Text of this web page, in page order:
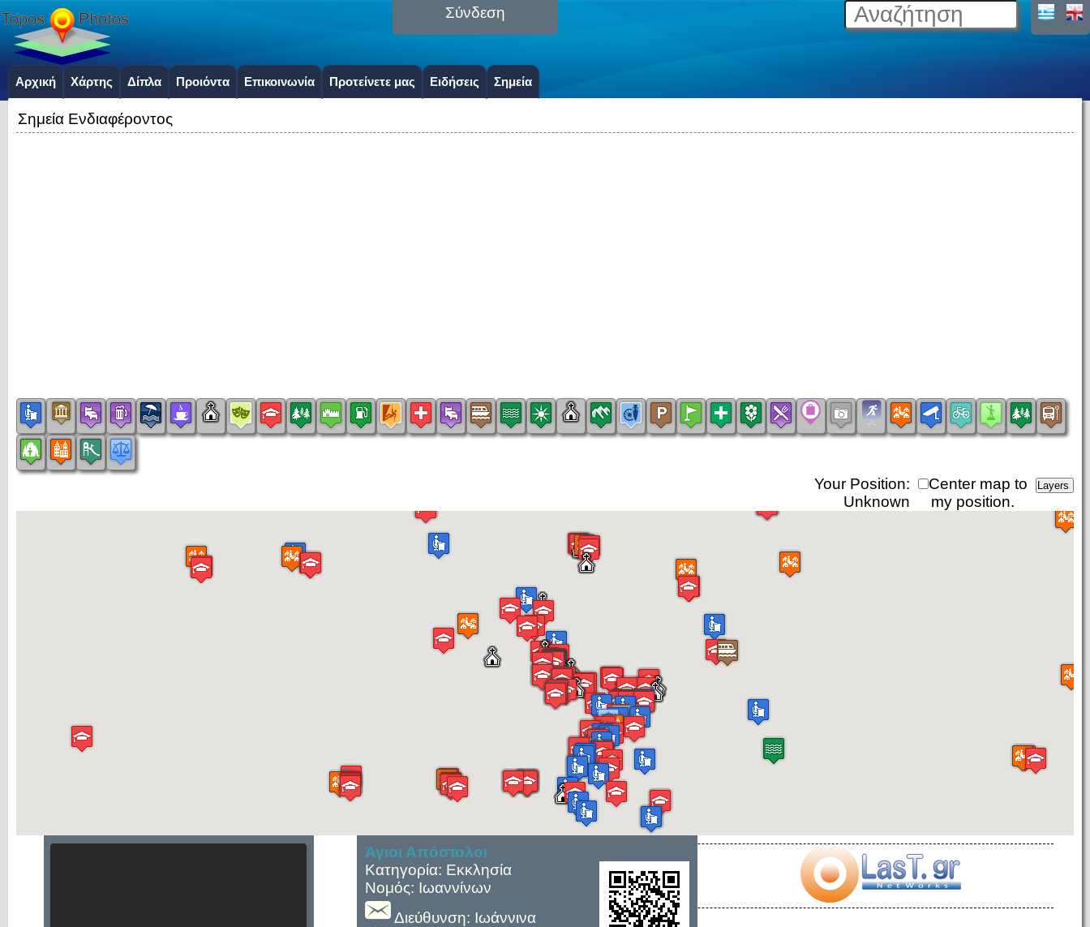
Σύνδεση
Αρχική Χάρτης Δίπλα Προιόντα Επικοινωνία Προτείνετε μας Ειδήσεις Σημεία
Σημεία Ενδιαφέροντος
Center map to
my position.
Your Position:
Unknown
Άγιοι Απόστολοι
Κατηγορία: Εκκλησία
Νομός: Ιωαννίνων
Διεύθυνση: Ιωάννινα